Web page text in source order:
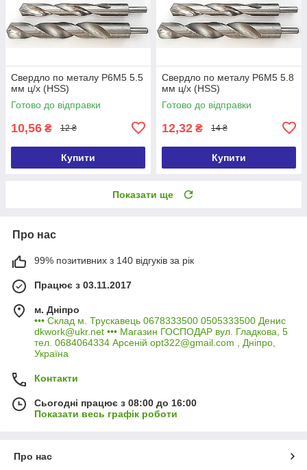
Свердло по металу Р6М5 5.5
мм ц/х (HSS)
Готово до відправки
10,56 ₴ 12 ₴
Купити
Свердло по металу Р6М5 5.8
мм ц/х (HSS)
Готово до відправки
12,32 ₴ 14 ₴
Купити
Показати ще
Про нас
99% позитивних з 140 відгуків за рік
Працює з 03.11.2017
м. Дніпро
••• Склад м. Трускавець 0678333500 0505333500 Денис
dkwork@ukr.net ••• Магазин ГОСПОДАР вул. Гладкова, 5
тел. 0684064334 Арсеній opt322@gmail.com , Дніпро,
Україна
Контакти
Сьогодні працює з 08:00 до 16:00
Показати весь графік роботи
Про нас